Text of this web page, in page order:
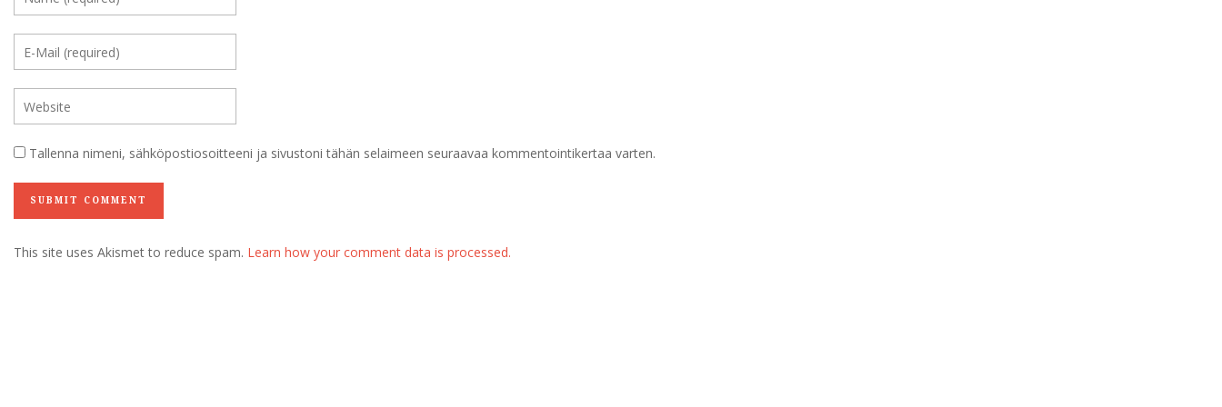
Tallenna nimeni, sähköpostiosoitteeni ja sivustoni tähän selaimeen seuraavaa kommentointikertaa varten.
This site uses Akismet to reduce spam. Learn how your comment data is processed.